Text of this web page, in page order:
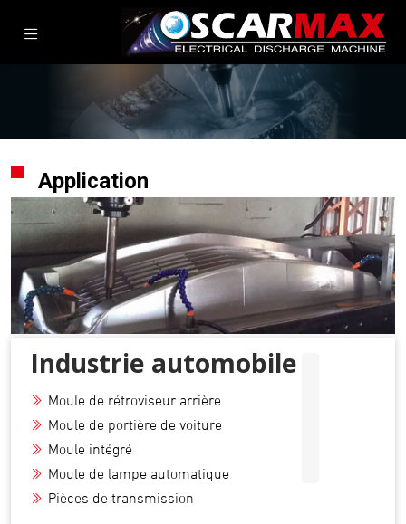
Application
I
Industrie automobile
Moule de rétroviseur arrière
Moule de portière de voiture
Moule intégré
Moule de lampe automatique
Pièces de transmission